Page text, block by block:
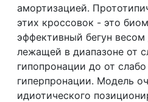
амортизацией.
этих кроссовок - это
эффективный бегун
лежащей в диапазоне от
гипопронации до от
гиперпронации. Модель
идиотического